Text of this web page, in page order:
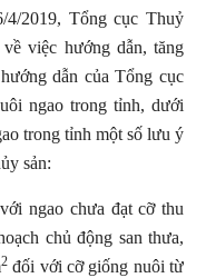
4/2019, Tổng cục Thuỷ
việc hướng dẫn, tăng
dẫn của Tổng cục
ngao trong tỉnh, dưới
trong tỉnh một số lưu ý
sản:
ngao chưa đạt cỡ thu
chủ động san thưa,
2 đối với cỡ giống nuôi từ